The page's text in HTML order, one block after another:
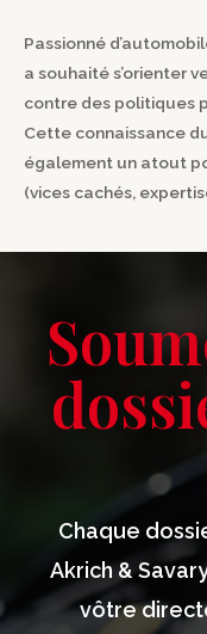
Passionné
a souhaité s’orienter
contre des politiques
Cette connaissance
également un atout
(vices cachés,
Chaque
Akrich &
vôtre